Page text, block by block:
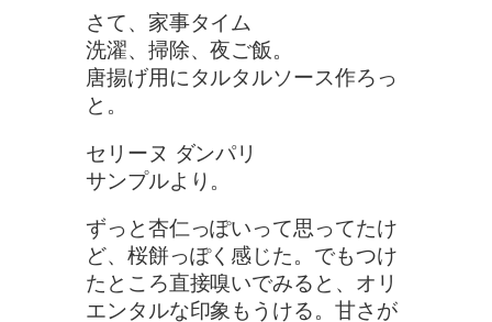
さて、家事タイム
洗濯、掃除、夜ご飯。
唐揚げ用にタルタルソース作ろっ
と。
セリーヌ ダンパリ
サンプルより。
ずっと杏仁っぽいって思ってたけ
ど、桜餅っぽく感じた。でもつけ
たところ直接嗅いでみると、オリ
エンタルな印象もうける。甘さが